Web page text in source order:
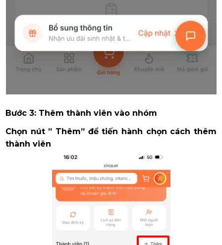
Bước 3: Thêm thành viên vào nhóm
Chọn nút ” Thêm” để tiến hành chọn cách thêm
thành viên